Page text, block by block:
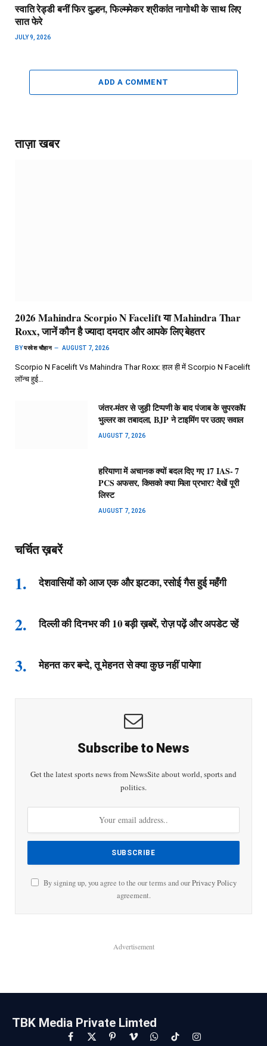
स्वाति रेड्डी बनीं फिर दुल्हन, फिल्ममेकर श्रीकांत नागोथी के साथ लिए
सात फेरे
JULY 9, 2026
ADD A COMMENT
ताज़ा खबर
2026 Mahindra Scorpio N Facelift या Mahindra Thar
Roxx, जानें कौन है ज्यादा दमदार और आपके लिए बेहतर
BYपरवेश चौहान AUGUST 7, 2026
Scorpio N Facelift Vs Mahindra Thar Roxx: हाल ही में Scorpio N Facelift
लॉन्च हुई…
जंतर-मंतर से जुड़ी टिप्पणी के बाद पंजाब के सुपरकॉप
भुल्लर का तबादला, BJP ने टाइमिंग पर उठाए सवाल
AUGUST 7, 2026
हरियाणा में अचानक क्यों बदल दिए गए 17 IAS- 7
PCS अफसर, किसको क्या मिला प्रभार? देखें पूरी
लिस्ट
AUGUST 7, 2026
चर्चित ख़बरें
देशवासियों को आज एक और झटका, रसोई गैस हुई महँगी
दिल्ली की दिनभर की 10 बड़ी ख़बरें, रोज़ पढ़ें और अपडेट रहें
मेहनत कर बन्दे, तू मेहनत से क्या कुछ नहीं पायेगा
Subscribe to News
Get the latest sports news from NewsSite about world, sports and
politics.
By signing up, you agree to the our terms and ourPrivacy Policy
agreement.
Advertisement
TBK Media Private Limted
Facebook
X PinterestVimeoWhatsAppTikTokInstagram